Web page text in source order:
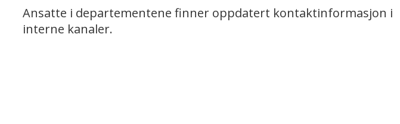
Ansatte i departementene finner oppdatert kontaktinformasjon i
interne kanaler.